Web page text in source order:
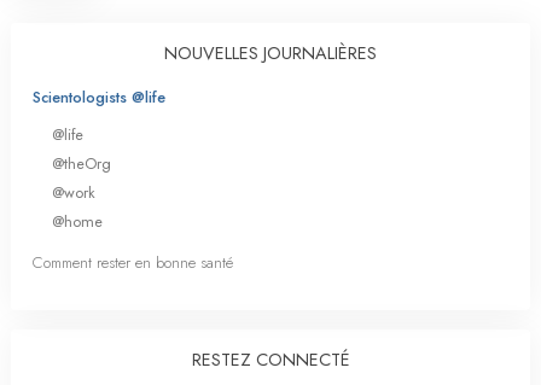
NOUVELLES JOURNALIÈRES
Scientologists @life
@life
@theOrg
@work
@home
Comment rester en bonne santé
RESTEZ CONNECTÉ